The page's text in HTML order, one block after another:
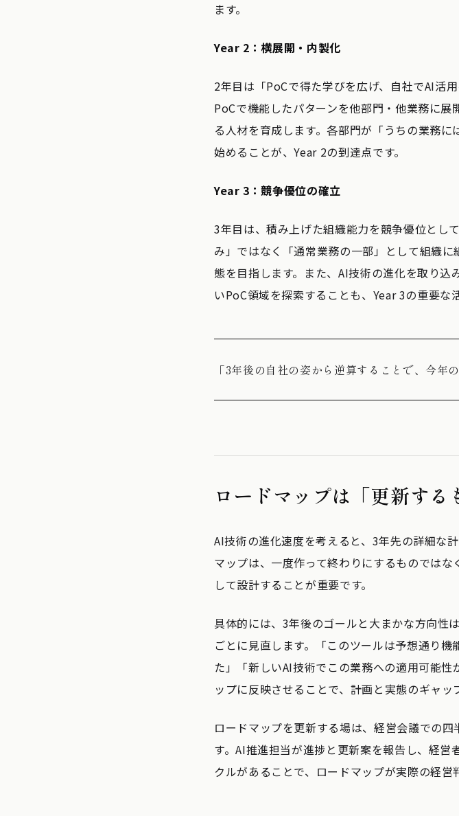
ます。
Year 2：横展開・内製化
2年目は「PoCで得た学びを広げ、自社でAI活
PoCで機能したパターンを他部門・他業務に
る人材を育成します。各部門が「うちの業務
始めることが、Year 2の到達点です。
Year 3：競争優位の確立
3年目は、積み上げた組織能力を競争優位とし
み」ではなく「通常業務の一部」として組織
態を目指します。また、AI技術の進化を取り
いPoC領域を探索することも、Year 3の重要な
「3年後の自社の姿から逆算することで、今年
ロードマップは「更新する
AI技術の進化速度を考えると、3年先の詳細な
マップは、一度作って終わりにするものでは
して設計することが重要です。
具体的には、3年後のゴールと大まかな方向性
ごとに見直します。「このツールは予想通り
た」「新しいAI技術でこの業務への適用可能
ップに反映させることで、計画と実態のギャッ
ロードマップを更新する場は、経営会議での
す。AI推進担当が進捗と更新案を報告し、経
クルがあることで、ロードマップが実際の経営